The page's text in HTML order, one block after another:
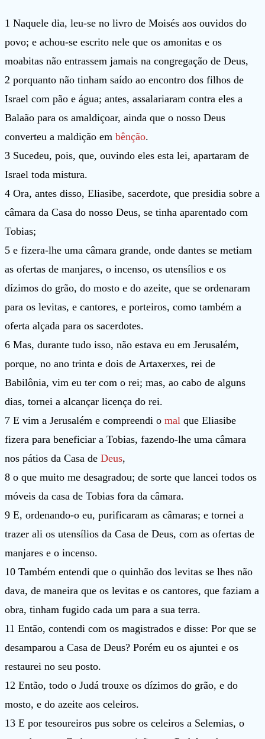
1 Naquele dia, leu-se no livro de Moisés aos ouvidos do
povo; e achou-se escrito nele que os amonitas e os
moabitas não entrassem jamais na congregação de Deus,
2 porquanto não tinham saído ao encontro dos filhos de
Israel com pão e água; antes, assalariaram contra eles a
Balaão para os amaldiçoar, ainda que o nosso Deus
converteu a maldição em bênção.
3 Sucedeu, pois, que, ouvindo eles esta lei, apartaram de
Israel toda mistura.
4 Ora, antes disso, Eliasibe, sacerdote, que presidia sobre a
câmara da Casa do nosso Deus, se tinha aparentado com
Tobias;
5 e fizera-lhe uma câmara grande, onde dantes se metiam
as ofertas de manjares, o incenso, os utensílios e os
dízimos do grão, do mosto e do azeite, que se ordenaram
para os levitas, e cantores, e porteiros, como também a
oferta alçada para os sacerdotes.
6 Mas, durante tudo isso, não estava eu em Jerusalém,
porque, no ano trinta e dois de Artaxerxes, rei de
Babilônia, vim eu ter com o rei; mas, ao cabo de alguns
dias, tornei a alcançar licença do rei.
7 E vim a Jerusalém e compreendi o mal que Eliasibe
fizera para beneficiar a Tobias, fazendo-lhe uma câmara
nos pátios da Casa de Deus,
8 o que muito me desagradou; de sorte que lancei todos os
móveis da casa de Tobias fora da câmara.
9 E, ordenando-o eu, purificaram as câmaras; e tornei a
trazer ali os utensílios da Casa de Deus, com as ofertas de
manjares e o incenso.
10 Também entendi que o quinhão dos levitas se lhes não
dava, de maneira que os levitas e os cantores, que faziam a
obra, tinham fugido cada um para a sua terra.
11 Então, contendi com os magistrados e disse: Por que se
desamparou a Casa de Deus? Porém eu os ajuntei e os
restaurei no seu posto.
12 Então, todo o Judá trouxe os dízimos do grão, e do
mosto, e do azeite aos celeiros.
13 E por tesoureiros pus sobre os celeiros a Selemias, o